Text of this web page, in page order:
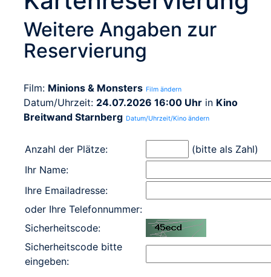
Weitere Angaben zur
Reservierung
Film: Minions & Monsters Film ändern
Datum/Uhrzeit: 24.07.2026 16:00 Uhr in Kino
Breitwand Starnberg Datum/Uhrzeit/Kino ändern
Anzahl der Plätze:
(bitte als Zahl)
Ihr Name:
Ihre Emailadresse:
oder Ihre Telefonnummer:
Sicherheitscode:
Sicherheitscode bitte
eingeben: